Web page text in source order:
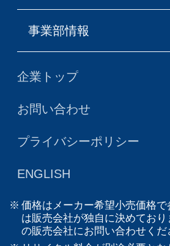
事業部情報
企業トップ
お問い合わせ
プライバシーポリシー
ENGLISH
価格はメーカー希望小売価格
は販売会社が独自に決めてお
の販売会社にお問い合わせくだ